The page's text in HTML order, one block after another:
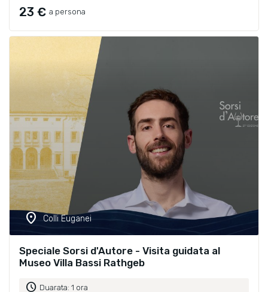
23 € a persona
location_on Colli Euganei
Speciale Sorsi d'Autore - Visita guidata al
Museo Villa Bassi Rathgeb
schedule Duarata: 1 ora